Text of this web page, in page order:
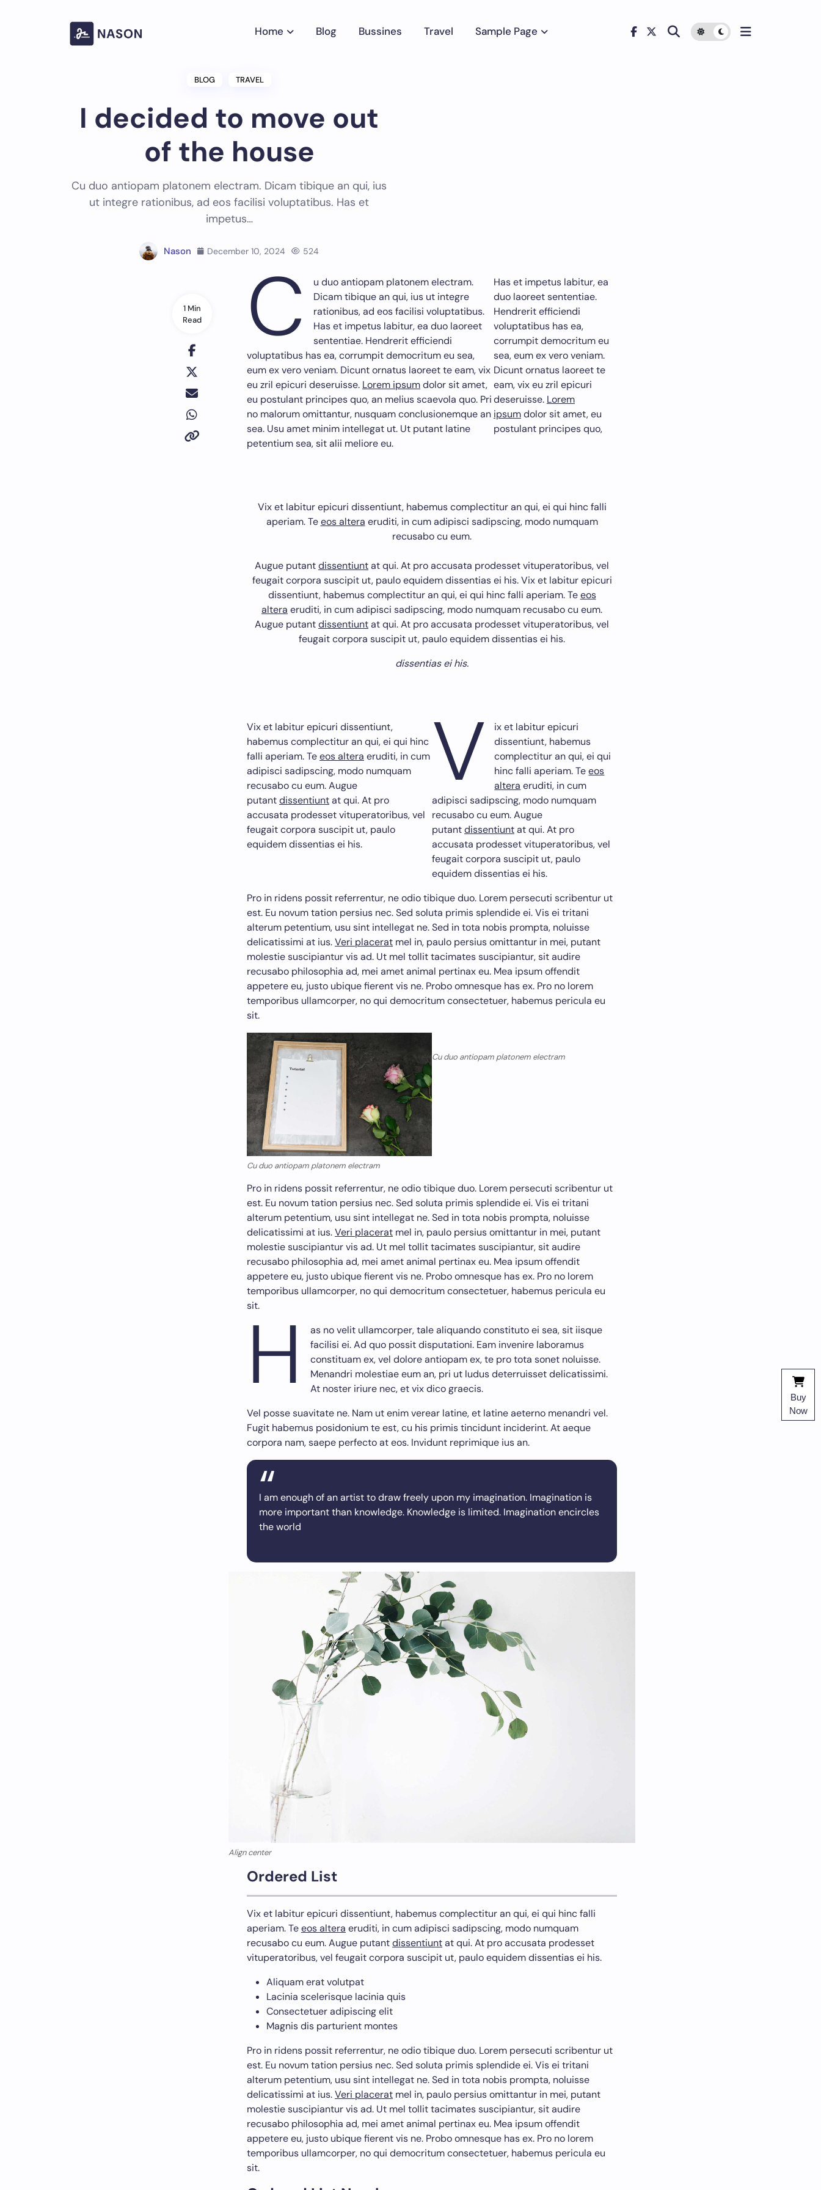
Home Blog Bussines Travel Sample Page
BLOG TRAVEL
I decided to move out
of the house
Cu duo antiopam platonem electram. Dicam tibique an qui, ius
ut integre rationibus, ad eos facilisi voluptatibus. Has et
impetus…
Nason December 10, 2024 524
1 Min
Read
C
u duo antiopam platonem electram.
Dicam tibique an qui, ius ut integre
rationibus, ad eos facilisi voluptatibus.
Has et impetus labitur, ea duo laoreet
sententiae. Hendrerit efficiendi
voluptatibus has ea, corrumpit democritum eu sea,
eum ex vero veniam. Dicunt ornatus laoreet te eam, vix
eu zril epicuri deseruisse. Lorem ipsumdolor sit amet,
eu postulant principes quo, an melius scaevola quo. Pri
no malorum omittantur, nusquam conclusionemque an
sea. Usu amet minim intellegat ut. Ut putant latine
petentium sea, sit alii meliore eu.
Has et impetus labitur, ea
duo laoreet sententiae.
Hendrerit efficiendi
voluptatibus has ea,
corrumpit democritum eu
sea, eum ex vero veniam.
Dicunt ornatus laoreet te
eam, vix eu zril epicuri
deseruisse. Lorem
ipsumdolor sit amet, eu
postulant principes quo,
Vix et labitur epicuri dissentiunt, habemus complectitur an qui, ei qui hinc falli
aperiam. Teeos altera eruditi, in cum adipisci sadipscing, modo numquam
recusabo cu eum.
Augue putantdissentiuntat qui. At pro accusata prodesset vituperatoribus, vel
feugait corpora suscipit ut, paulo equidem dissentias ei his. Vix et labitur epicuri
dissentiunt, habemus complectitur an qui, ei qui hinc falli aperiam. Teeos
altera eruditi, in cum adipisci sadipscing, modo numquam recusabo cu eum.
Augue putantdissentiuntat qui. At pro accusata prodesset vituperatoribus, vel
feugait corpora suscipit ut, paulo equidem dissentias ei his.
dissentias ei his.
Vix et labitur epicuri dissentiunt,
habemus complectitur an qui, ei qui hinc
falli aperiam. Teeos altera eruditi, in cum
adipisci sadipscing, modo numquam
recusabo cu eum. Augue
putantdissentiuntat qui. At pro
accusata prodesset vituperatoribus, vel
feugait corpora suscipit ut, paulo
equidem dissentias ei his.
V
ix et labitur epicuri
dissentiunt, habemus
complectitur an qui, ei qui
hinc falli aperiam. Teeos
altera eruditi, in cum
adipisci sadipscing, modo numquam
recusabo cu eum. Augue
putantdissentiuntat qui. At pro
accusata prodesset vituperatoribus, vel
feugait corpora suscipit ut, paulo
equidem dissentias ei his.
Pro in ridens possit referrentur, ne odio tibique duo. Lorem persecuti scribentur ut
est. Eu novum tation persius nec. Sed soluta primis splendide ei. Vis ei tritani
alterum petentium, usu sint intellegat ne. Sed in tota nobis prompta, noluisse
delicatissimi at ius.Veri placerat mel in, paulo persius omittantur in mei, putant
molestie suscipiantur vis ad. Ut mel tollit tacimates suscipiantur, sit audire
recusabo philosophia ad, mei amet animal pertinax eu. Mea ipsum offendit
appetere eu, justo ubique fierent vis ne. Probo omnesque has ex. Pro no lorem
temporibus ullamcorper, no qui democritum consectetuer, habemus pericula eu
sit.
Cu duo antiopam platonem electram
Cu duo antiopam platonem electram
Pro in ridens possit referrentur, ne odio tibique duo. Lorem persecuti scribentur ut
est. Eu novum tation persius nec. Sed soluta primis splendide ei. Vis ei tritani
alterum petentium, usu sint intellegat ne. Sed in tota nobis prompta, noluisse
delicatissimi at ius.Veri placerat mel in, paulo persius omittantur in mei, putant
molestie suscipiantur vis ad. Ut mel tollit tacimates suscipiantur, sit audire
recusabo philosophia ad, mei amet animal pertinax eu. Mea ipsum offendit
appetere eu, justo ubique fierent vis ne. Probo omnesque has ex. Pro no lorem
temporibus ullamcorper, no qui democritum consectetuer, habemus pericula eu
sit.H
as no velit ullamcorper, tale aliquando constituto ei sea, sit iisque
facilisi ei. Ad quo possit disputationi. Eam invenire laboramus
constituam ex, vel dolore antiopam ex, te pro tota sonet noluisse.
Menandri molestiae eum an, pri ut ludus deterruisset delicatissimi.
At noster iriure nec, et vix dico graecis.
Vel posse suavitate ne. Nam ut enim verear latine, et latine aeterno menandri vel.
Fugit habemus posidonium te est, cu his primis tincidunt inciderint. At aeque
corpora nam, saepe perfecto at eos. Invidunt reprimique ius an.
I am enough of an artist to draw freely upon my imagination. Imagination is
more important than knowledge. Knowledge is limited. Imagination encircles
the world
Align center
Ordered List
Vix et labitur epicuri dissentiunt, habemus complectitur an qui, ei qui hinc falli
aperiam. Teeos altera eruditi, in cum adipisci sadipscing, modo numquam
recusabo cu eum. Augue putantdissentiuntat qui. At pro accusata prodesset
vituperatoribus, vel feugait corpora suscipit ut, paulo equidem dissentias ei his.
Aliquam erat volutpat
Lacinia scelerisque lacinia quis
Consectetuer adipiscing elit
Magnis dis parturient montes
Pro in ridens possit referrentur, ne odio tibique duo. Lorem persecuti scribentur ut
est. Eu novum tation persius nec. Sed soluta primis splendide ei. Vis ei tritani
alterum petentium, usu sint intellegat ne. Sed in tota nobis prompta, noluisse
delicatissimi at ius.Veri placerat mel in, paulo persius omittantur in mei, putant
molestie suscipiantur vis ad. Ut mel tollit tacimates suscipiantur, sit audire
recusabo philosophia ad, mei amet animal pertinax eu. Mea ipsum offendit
appetere eu, justo ubique fierent vis ne. Probo omnesque has ex. Pro no lorem
temporibus ullamcorper, no qui democritum consectetuer, habemus pericula eu
sit.
Buy
Now